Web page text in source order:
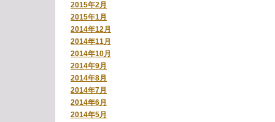
2015年2月
2015年1月
2014年12月
2014年11月
2014年10月
2014年9月
2014年8月
2014年7月
2014年6月
2014年5月